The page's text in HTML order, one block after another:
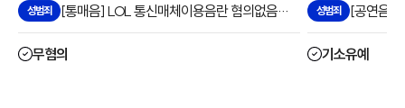
성범죄 [통매음] LOL 통신매체이용음란 혐의없음으로 방어한 사례
무혐의
성범죄
기소유예